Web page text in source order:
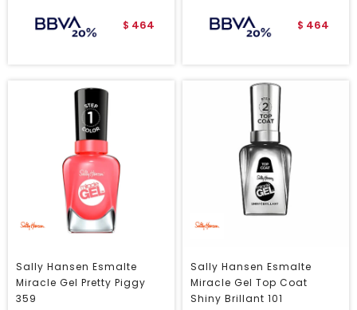
$ 464 $ 464
Sally Hansen Esmalte
Miracle Gel Pretty Piggy
359
Sally Hansen Esmalte
Miracle Gel Top Coat
Shiny Brillant 101